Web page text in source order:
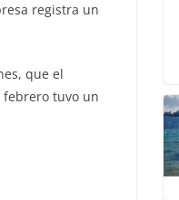
registra un
que el
febrero tuvo un